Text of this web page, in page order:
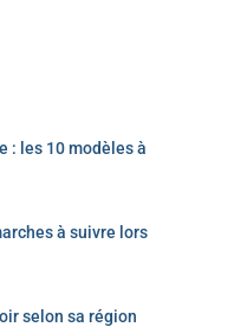
: les 10 modèles à
à suivre lors
selon sa région